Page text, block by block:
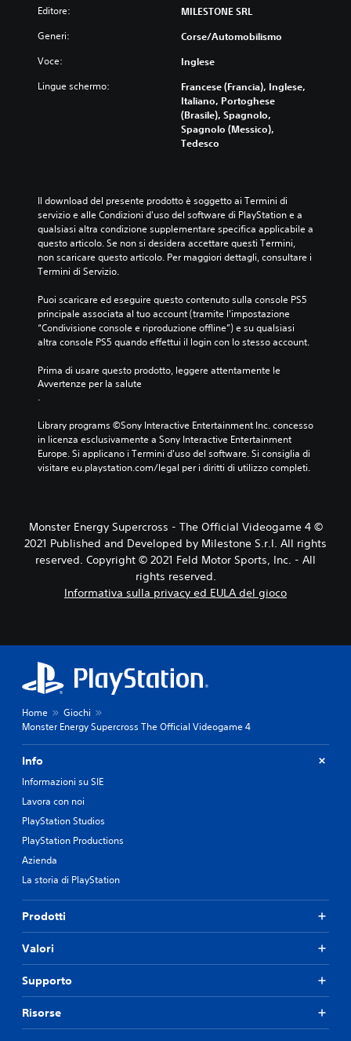
Editore: MILESTONE SRL
Generi: Corse/Automobilismo
Voce: Inglese
Lingue schermo:
Francese (Francia), Inglese,
Italiano, Portoghese
(Brasile), Spagnolo,
Spagnolo (Messico),
Tedesco
Il download del presente prodotto è soggetto ai Termini di
servizio e alle Condizioni d'uso del software di PlayStation e a
qualsiasi altra condizione supplementare specifica applicabile a
questo articolo. Se non si desidera accettare questi Termini,
non scaricare questo articolo. Per maggiori dettagli, consultare i
Termini di Servizio.
Puoi scaricare ed eseguire questo contenuto sulla console PS5
principale associata al tuo account (tramite l'impostazione
“Condivisione console e riproduzione offline”) e su qualsiasi
altra console PS5 quando effettui il login con lo stesso account.
Prima di usare questo prodotto, leggere attentamente le
Avvertenze per la salute
.
Library programs ©Sony Interactive Entertainment Inc. concesso
in licenza esclusivamente a Sony Interactive Entertainment
Europe. Si applicano i Termini d'uso del software. Si consiglia di
visitare eu.playstation.com/legal per i diritti di utilizzo completi.
Monster Energy Supercross - The Official Videogame 4 ©
2021 Published and Developed by Milestone S.r.l. All rights
reserved. Copyright © 2021 Feld Motor Sports, Inc. - All
rights reserved.
Informativa sulla privacy ed EULA del gioco
Home
Giochi
Monster Energy Supercross The Official Videogame 4
Info
Informazioni su SIE
Lavora con noi
PlayStation Studios
PlayStation Productions
Azienda
La storia di PlayStation
Prodotti
Valori
Supporto
Risorse